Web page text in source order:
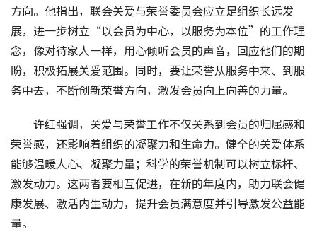
方向。他指出，联会关爱与荣誉委员会应立足组织长远发
展，进一步树立“以会员为中心，以服务为本位”的工作理
念，像对待家人一样，用心倾听会员的声音，回应他们的期
盼，积极拓展关爱范围。同时，要让荣誉从服务中来、到服
务中去，不断创新荣誉方向，激发会员向上向善的力量。
许红强调，关爱与荣誉工作不仅关系到会员的归属感和
荣誉感，还影响着组织的凝聚力和生命力。健全的关爱体系
能够温暖人心、凝聚力量；科学的荣誉机制可以树立标杆、
激发动力。这两者要相互促进，在新的年度内，助力联会健
康发展、激活内生动力，提升会员满意度并引导激发公益能
量。